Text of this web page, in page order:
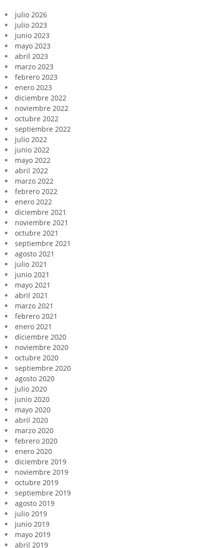
julio 2026
julio 2023
junio 2023
mayo 2023
abril 2023
marzo 2023
febrero 2023
enero 2023
diciembre 2022
noviembre 2022
octubre 2022
septiembre 2022
julio 2022
junio 2022
mayo 2022
abril 2022
marzo 2022
febrero 2022
enero 2022
diciembre 2021
noviembre 2021
octubre 2021
septiembre 2021
agosto 2021
julio 2021
junio 2021
mayo 2021
abril 2021
marzo 2021
febrero 2021
enero 2021
diciembre 2020
noviembre 2020
octubre 2020
septiembre 2020
agosto 2020
julio 2020
junio 2020
mayo 2020
abril 2020
marzo 2020
febrero 2020
enero 2020
diciembre 2019
noviembre 2019
octubre 2019
septiembre 2019
agosto 2019
julio 2019
junio 2019
mayo 2019
abril 2019